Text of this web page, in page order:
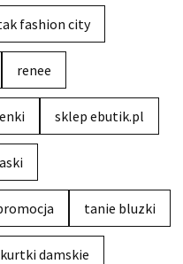
fashion city
renee
sklep ebutik.pl
tanie bluzki
damskie